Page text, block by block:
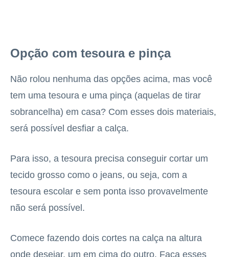
Opção com tesoura e pinça
Não rolou nenhuma das opções acima, mas você
tem uma tesoura e uma pinça (aquelas de tirar
sobrancelha) em casa? Com esses dois materiais,
será possível desfiar a calça.
Para isso, a tesoura precisa conseguir cortar um
tecido grosso como o jeans, ou seja, com a
tesoura escolar e sem ponta isso provavelmente
não será possível.
Comece fazendo dois cortes na calça na altura
onde desejar, um em cima do outro. Faça esses